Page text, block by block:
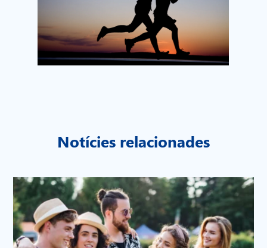
Notícies relacionades